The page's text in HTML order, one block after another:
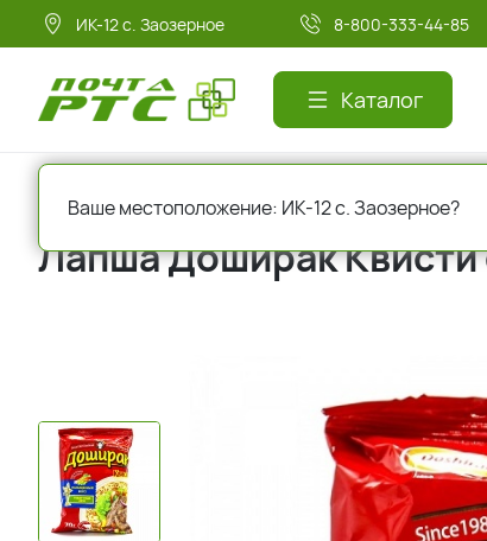
ИК-12 с. Заозерное 8-800-333-44-85
Каталог
Продукты быстрого
Лапша Доширак Квисти
Ваше местоположение: ИК-12 с. Заозерное?